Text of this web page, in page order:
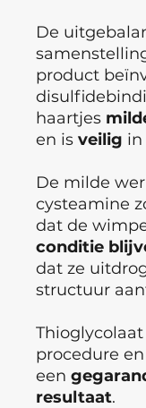
De
product
haartjes
en is veilig in
De milde
cysteamine
dat de
conditie
dat ze
structuur
procedure
een
resultaat.